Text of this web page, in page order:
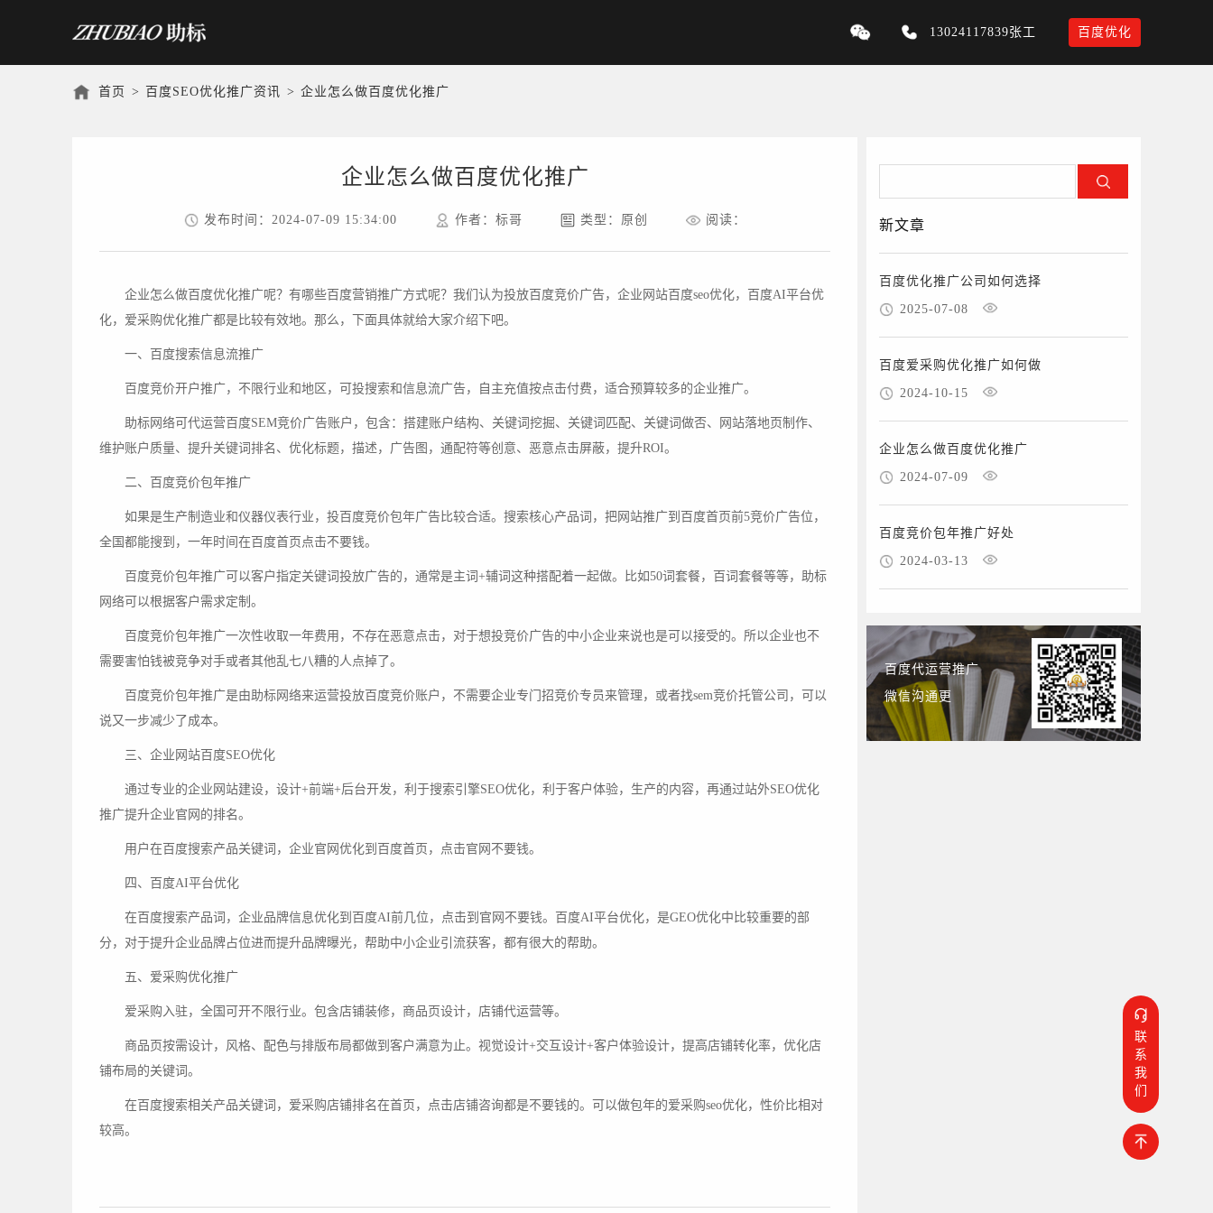
13024117839张工 百度优化
首页 > 百度SEO优化推广资讯 > 企业怎么做百度优化推广
企业怎么做百度优化推广
发布时间：2024-07-09 15:34:00 作者：标哥 类型：原创 阅读：
企业怎么做百度优化推广呢？有哪些百度营销推广方式呢？我们认为投放百度竞价广告，企业网站百度seo优化，百度AI平台优
化，爱采购优化推广都是比较有效地。那么，下面具体就给大家介绍下吧。
一、百度搜索信息流推广
百度竞价开户推广，不限行业和地区，可投搜索和信息流广告，自主充值按点击付费，适合预算较多的企业推广。
助标网络可代运营百度SEM竞价广告账户，包含：搭建账户结构、关键词挖掘、关键词匹配、关键词做否、网站落地页制作、
维护账户质量、提升关键词排名、优化标题，描述，广告图，通配符等创意、恶意点击屏蔽，提升ROI。
二、百度竞价包年推广
如果是生产制造业和仪器仪表行业，投百度竞价包年广告比较合适。搜索核心产品词，把网站推广到百度首页前5竞价广告位，
全国都能搜到，一年时间在百度首页点击不要钱。
百度竞价包年推广可以客户指定关键词投放广告的，通常是主词+辅词这种搭配着一起做。比如50词套餐，百词套餐等等，助标
网络可以根据客户需求定制。
百度竞价包年推广一次性收取一年费用，不存在恶意点击，对于想投竞价广告的中小企业来说也是可以接受的。所以企业也不
需要害怕钱被竞争对手或者其他乱七八糟的人点掉了。
百度竞价包年推广是由助标网络来运营投放百度竞价账户，不需要企业专门招竞价专员来管理，或者找sem竞价托管公司，可以
说又一步减少了成本。
三、企业网站百度SEO优化
通过专业的企业网站建设，设计+前端+后台开发，利于搜索引擎SEO优化，利于客户体验，生产的内容，再通过站外SEO优化
推广提升企业官网的排名。
用户在百度搜索产品关键词，企业官网优化到百度首页，点击官网不要钱。
四、百度AI平台优化
在百度搜索产品词，企业品牌信息优化到百度AI前几位，点击到官网不要钱。百度AI平台优化，是GEO优化中比较重要的部
分，对于提升企业品牌占位进而提升品牌曝光，帮助中小企业引流获客，都有很大的帮助。
五、爱采购优化推广
爱采购入驻，全国可开不限行业。包含店铺装修，商品页设计，店铺代运营等。
商品页按需设计，风格、配色与排版布局都做到客户满意为止。视觉设计+交互设计+客户体验设计，提高店铺转化率，优化店
铺布局的关键词。
在百度搜索相关产品关键词，爱采购店铺排名在首页，点击店铺咨询都是不要钱的。可以做包年的爱采购seo优化，性价比相对
较高。
新文章
百度优化推广公司如何选择
2025-07-08
百度爱采购优化推广如何做
2024-10-15
企业怎么做百度优化推广
2024-07-09
百度竞价包年推广好处
2024-03-13
百度代运营推广
微信沟通更
联
系
我
们